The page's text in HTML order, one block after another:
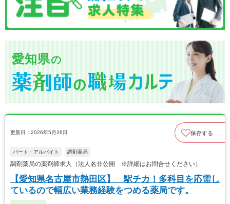
愛知県の
更新日：2026年5月26日 保存する
パート・アルバイト 調剤薬局
調剤薬局の薬剤師求人（法人名非公開 ※詳細はお問合せください）
【愛知県名古屋市熱田区】 駅チカ！多科目を応需し
ているので幅広い業務経験をつめる薬局です。